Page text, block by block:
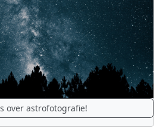
over astrofotografie!